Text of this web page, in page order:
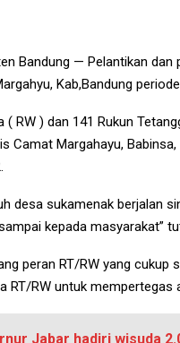
Bandung — Pelantikan dan
Kab,Bandung
( RW ) dan 141 Rukun
Camat Margahayu,
desa sukamenak berjalan
kepada masyarakat”
peran RT/RW yang
RT/RW untuk
Jabar hadiri wisuda